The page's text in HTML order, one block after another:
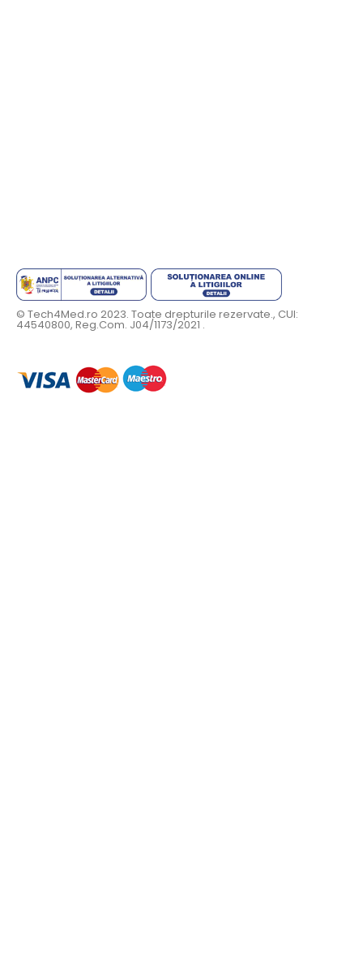
© Tech4Med.ro 2023. Toate drepturile rezervate., CUI:
44540800, Reg.Com. J04/1173/2021 .